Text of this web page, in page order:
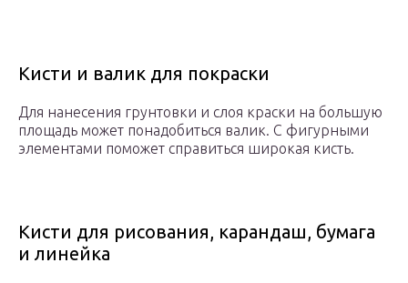
Кисти и валик для покраски
Для нанесения грунтовки и слоя краски на большую
площадь может понадобиться валик. С фигурными
элементами поможет справиться широкая кисть.
Кисти для рисования, карандаш, бумага
и линейка